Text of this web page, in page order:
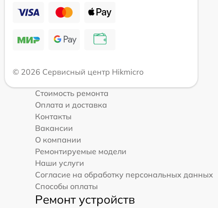
© 2026 Сервисный центр Hikmicro
Стоимость ремонта
Оплата и доставка
Контакты
Вакансии
О компании
Ремонтируемые модели
Наши услуги
Согласие на обработку персональных данных
Способы оплаты
Ремонт устройств